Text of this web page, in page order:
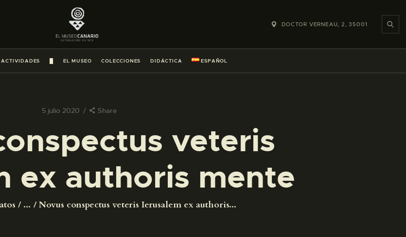
DOCTOR VERNEAU, 2, 35001
ACTIVIDADES EL MUSEO COLECCIONES DIDÁCTICA ESPAÑOL
5 julio 2020 Share
veteris
ex authoris mente
... Novus conspectus veteris Ierusalem ex authoris...
LA VISITA